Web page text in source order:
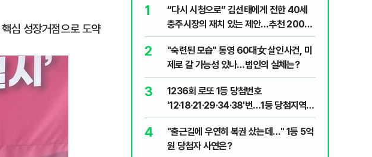
심 성장거점으로 도약
1
“다시 시청으로” 김선태에게 전한 40세
충주시장의 재치 있는 제안…추천 2000
개
2
"숙련된 모습" 통영 60대女 살인사건, 미
제로 갈 가능성 있나…범인의 실체는?
3
1236회 로또 1등 당첨번호
'12·18·21·29·34·38'번…1등 당첨지역
어디?
4
"출근길에 우연히 복권 샀는데…" 1등 5억
원 당첨자 사연은?